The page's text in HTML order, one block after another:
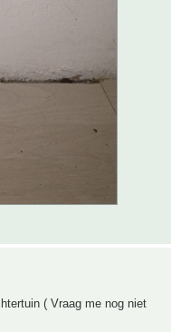
( Vraag me nog niet